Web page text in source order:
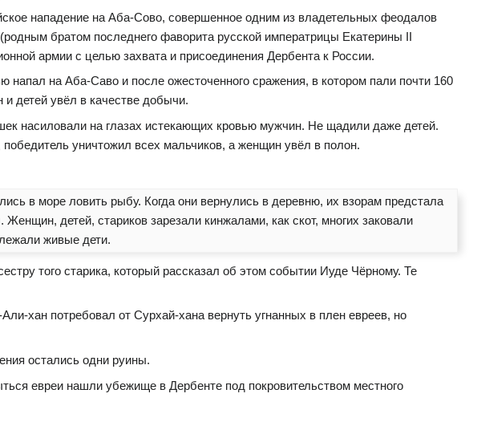
нападение на Аба-Сово, совершенное одним из владетельных феодалов
братом последнего фаворита русской императрицы Екатерины II
армии с целью захвата и присоединения Дербента к России.
напал на Аба-Саво и после ожесточенного сражения, в котором пали почти 160
детей увёл в качестве добычи.
насиловали на глазах истекающих кровью мужчин. Не щадили даже детей.
уничтожил всех мальчиков, а женщин увёл в полон.
в море ловить рыбу. Когда они вернулись в деревню, их взорам предстала
детей, стариков зарезали кинжалами, как скот, многих заковали
живые дети.
того старика, который рассказал об этом событии Иуде Чёрному. Те
хан потребовал от Сурхай-хана вернуть угнанных в плен евреев, но
остались одни руины.
евреи нашли убежище в Дербенте под покровительством местного